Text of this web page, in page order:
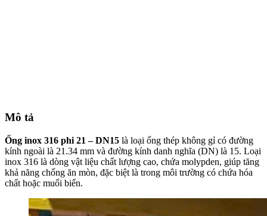
Mô tả
Ống inox 316 phi 21 – DN15 là loại ống thép không gỉ có đường
kính ngoài là 21.34 mm và đường kính danh nghĩa (DN) là 15. Loại
inox 316 là dòng vật liệu chất lượng cao, chứa molypden, giúp tăng
khả năng chống ăn mòn, đặc biệt là trong môi trường có chứa hóa
chất hoặc muối biển.